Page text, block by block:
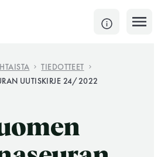
SULJE
TIEDOTTEET
UUTISKIRJE 24/2022